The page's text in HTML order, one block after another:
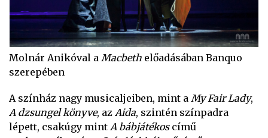
Molnár Anikóval a Macbeth előadásában Banquo
szerepében
A színház nagy musicaljeiben, mint a My Fair Lady,
A dzsungel könyve, az Aida, szintén színpadra
lépett, csakúgy mint A bábjátékoscímű